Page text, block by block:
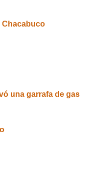
Chacabuco
una garrafa de gas